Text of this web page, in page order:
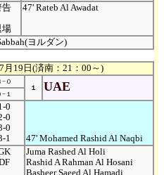
告
場
47' Rateb Al Awadat
ヨルダン)
19日(済南：21：00～)
−０
１
UAE
−１
0
0
0
1
47' Mohamed Rashid Al Naqbi
Juma Rashed Al Holi
Rashid A Rahman Al Hosani
Basheer Saeed Al Hamadi